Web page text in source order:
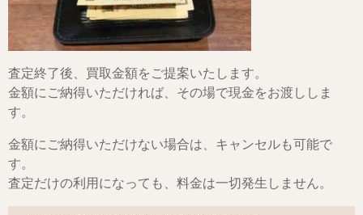
査定終了後、買取金額をご提案いたします。
金額にご納得いただければ、その場で現金をお渡ししま
す。
金額にご納得いただけない場合は、キャンセルも可能で
す。
査定だけの利用になっても、料金は一切発生しません。